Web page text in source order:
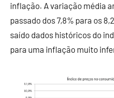
inflação. A variação média
passado dos 7,8% para os
saído dados históricos do
para uma inflação muito